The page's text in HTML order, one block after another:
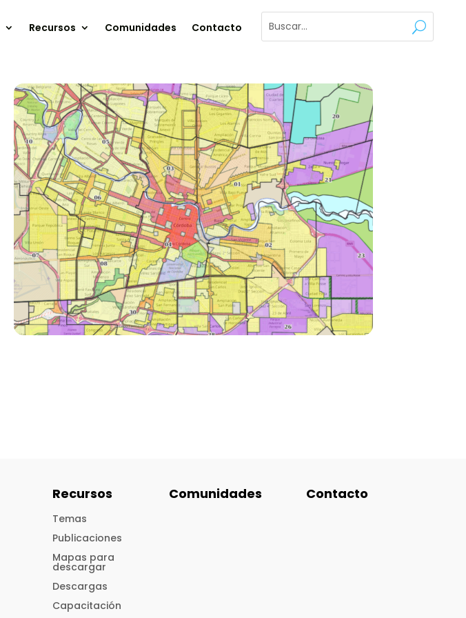
Recursos Comunidades Contacto
Recursos
Temas
Publicaciones
Mapas para
descargar
Descargas
Capacitación
Comunidades Contacto